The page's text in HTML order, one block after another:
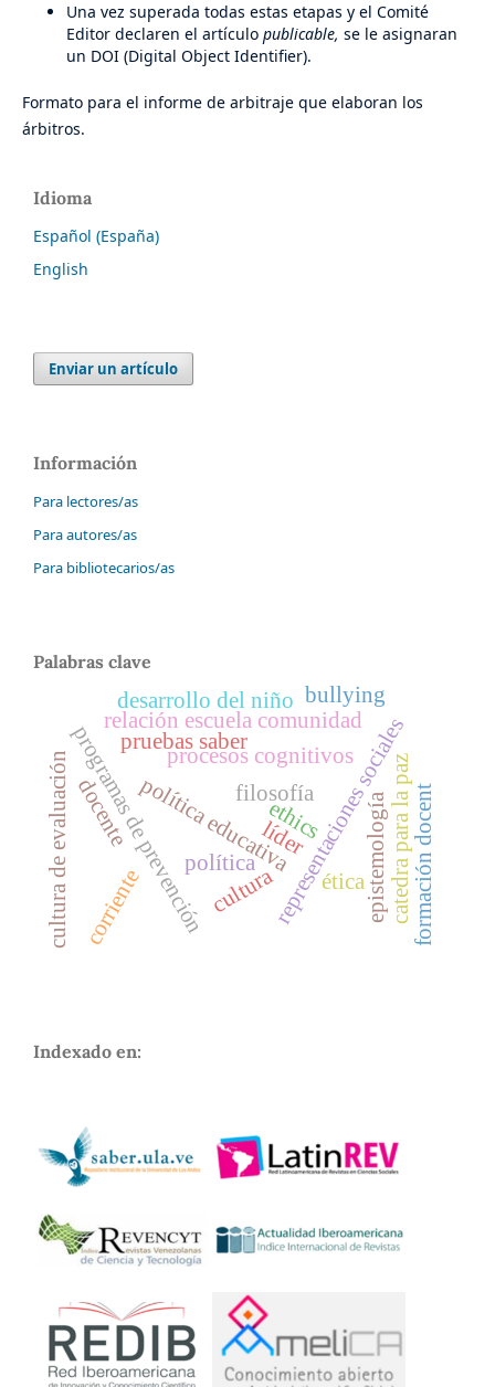
Una vez superada todas estas etapas y el Comité
Editor declaren el artículo publicable, se le asignaran
un DOI (Digital Object Identifier).
Formato para el informe de arbitraje que elaboran los
árbitros.
Idioma
Español (España)
English
Enviar un artículo
Información
Para lectores/as
Para autores/as
Para bibliotecarios/as
Palabras clave
representaciones sociales
líder
política educativa
programas de prevenciónprocesos cognitivos
política
ética
ethics
relación escuela comunidad
desarrollo del niño
epistemología
corriente
filosofía catedra para la pazformación docent
pruebas saber
cultura de evaluación
bullying
docente
cultura
Indexado en: